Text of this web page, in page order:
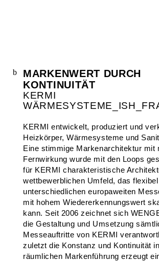
MARKENWERT DURCH
KONTINUITÄT
KERMI
KERMI entwickelt, produziert und
Heizkörper, Wärmesysteme und
Eine stimmige Markenarchitektur mit
Fernwirkung wurde mit den Loops
für KERMI charakteristische
wettbewerblichen Umfeld, das
unterschiedlichen europaweiten
mit hohem Wiedererkennungswert
kann. Seit 2006 zeichnet sich
die Gestaltung und Umsetzung
Messeauftritte von KERMI
zuletzt die Konstanz und Kontinuität
räumlichen Markenführung erzeugt